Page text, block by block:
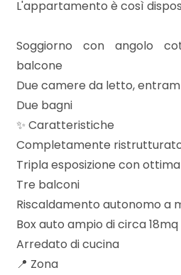
L'appartamento è così
Soggiorno con angolo
balcone
Due camere da letto,
Due bagni
✨ Caratteristiche
Completamente
Tripla esposizione con
Tre balconi
Riscaldamento autonomo a
Box auto ampio di circa 18mq
Arredato di cucina
📍 Zona
Qualsiasi
1
3
4
5
5+